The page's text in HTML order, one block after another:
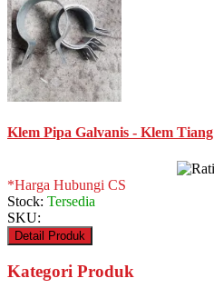
Klem Pipa Galvanis - Klem Tiang
*Harga Hubungi CS
Stock: Tersedia
SKU:
Detail Produk
Kategori Produk